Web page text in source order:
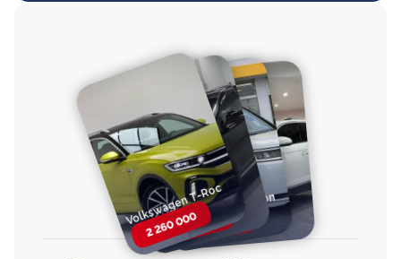
Volkswagen T-Roc
2 260 000
Toyota Harrier
2 820 000
Honda Step Wagon
2 820 000
Volkswagen
TAYRON
2 670 000